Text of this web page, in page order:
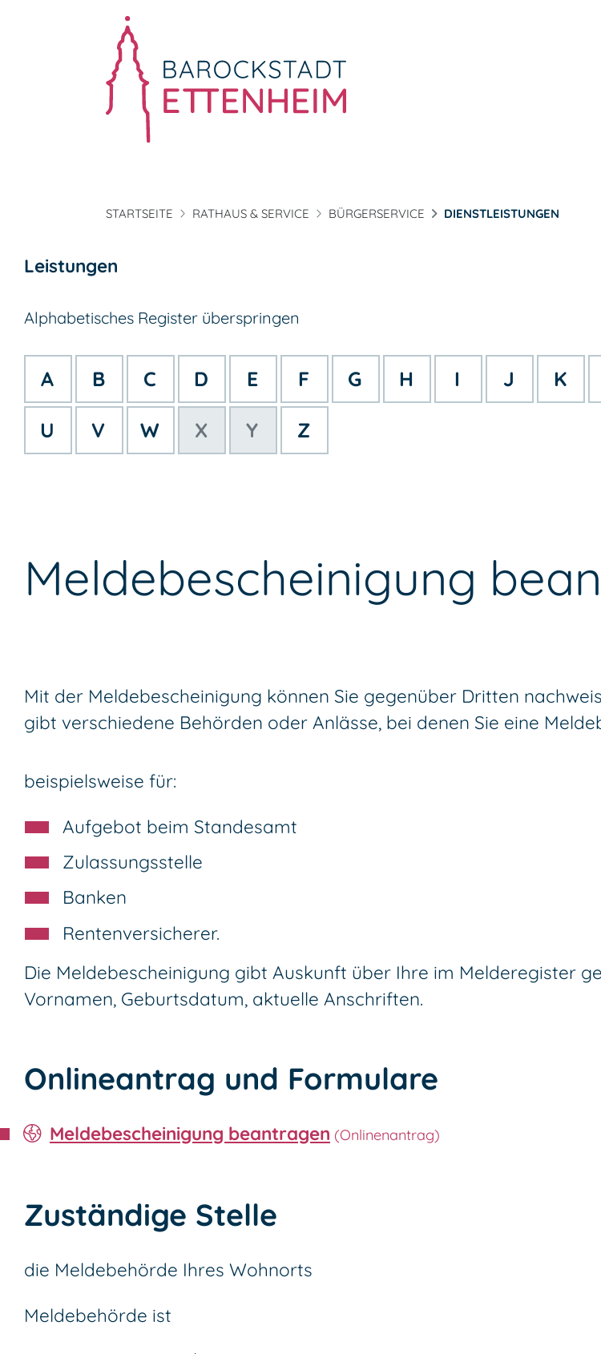
STARTSEITE RATHAUS & SERVICE BÜRGERSERVICE DIENSTLEISTUNGEN
Leistungen
Alphabetisches Register überspringen
A B C D E F G H I J K
U V W X Y Z
Meldebescheinigung
Mit der Meldebescheinigung können Sie gegenüber Dritten
gibt verschiedene Behörden oder Anlässe, bei denen Sie eine
beispielsweise für:
Aufgebot beim Standesamt
Zulassungsstelle
Banken
Rentenversicherer.
Die Meldebescheinigung gibt Auskunft über Ihre im Melderegister
Vornamen, Geburtsdatum, aktuelle Anschriften.
Onlineantrag und Formulare
Meldebescheinigung beantragen
Zuständige Stelle
die Meldebehörde Ihres Wohnorts
Meldebehörde ist